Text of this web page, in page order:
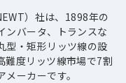
）社は、1898年の
ンバータ、トランスな
型・矩形リッツ線の設
難度リッツ線市場で7割
ーカーです。